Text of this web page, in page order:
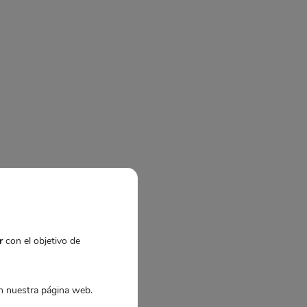
con el objetivo de
nuestra página web.